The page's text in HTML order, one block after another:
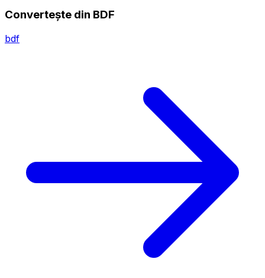
Convertește din BDF
bdf